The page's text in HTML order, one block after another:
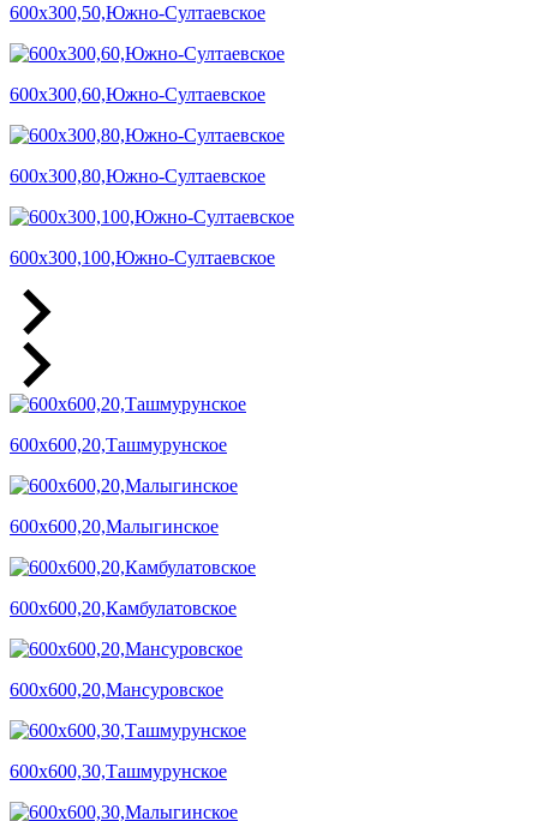
600х300,50,Южно-Султаевское
600х300,60,Южно-Султаевское
600х300,80,Южно-Султаевское
600х300,100,Южно-Султаевское
600х600,20,Ташмурунское
600х600,20,Малыгинское
600х600,20,Камбулатовское
600х600,20,Мансуровское
600х600,30,Ташмурунское